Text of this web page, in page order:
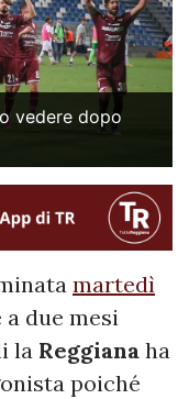
vedere dopo
martedì
due mesi
la Reggiana ha
poiché